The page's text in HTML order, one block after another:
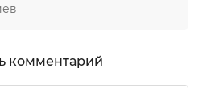
комментарий